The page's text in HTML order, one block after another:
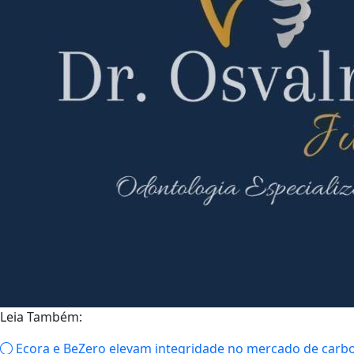
Leia Também:
Ecora e BeZero elevam integridade no mercado de